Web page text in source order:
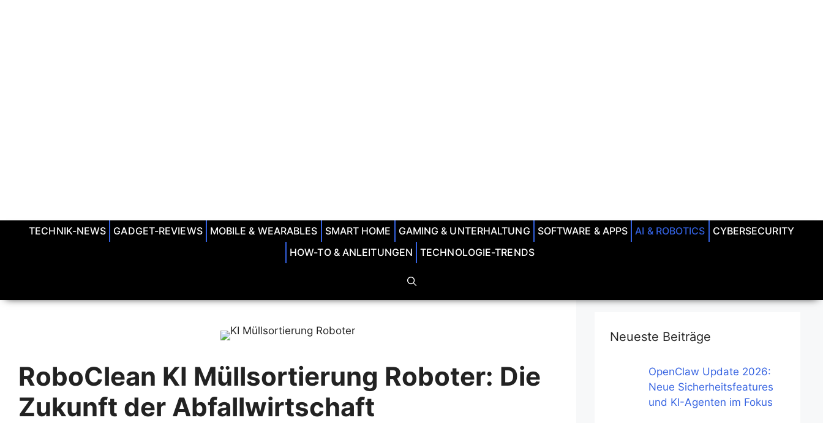
TECHNIK-NEWS GADGET-REVIEWS MOBILE & WEARABLES SMART HOME GAMING & UNTERHALTUNG SOFTWARE & APPS AI & ROBOTICS
CYBERSECURITY
HOW-TO & ANLEITUNGEN
TECHNOLOGIE-TRENDS
RoboClean KI Müllsortierung Roboter: Die
Zukunft der Abfallwirtschaft
Neueste Beiträge
OpenClaw Update 2026:
Neue Sicherheitsfeatures
und KI-Agenten im Fokus